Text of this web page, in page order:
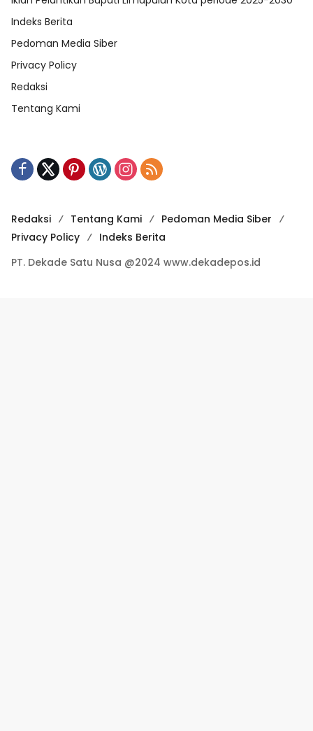
Indeks Berita
Pedoman Media Siber
Privacy Policy
Redaksi
Tentang Kami
Redaksi Tentang Kami
Pedoman Media Siber
Privacy Policy
Indeks Berita
PT. Dekade Satu Nusa @2024 www.dekadepos.id